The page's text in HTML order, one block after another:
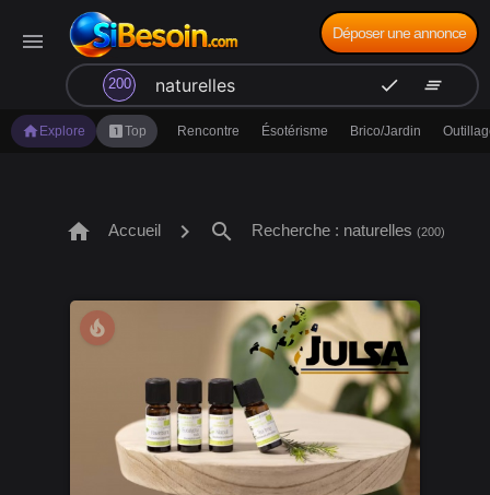
menu
200
search check clear_all
Déposer une annonce
home Explore looks_oneTop Rencontre Ésotérisme Brico/Jardin
home Accueil chevron_right search Recherche : naturelles (200)
local_fire_department